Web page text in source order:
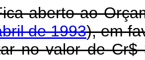
aberto ao
de 1993), em
no valor de